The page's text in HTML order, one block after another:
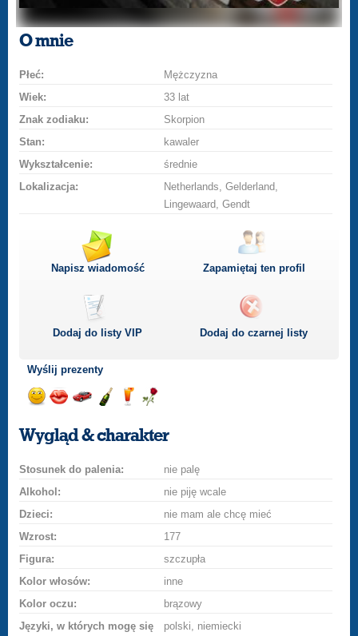
O mnie
Płeć:
Mężczyzna
Wiek:
33 lat
Znak zodiaku:
Skorpion
Stan:
kawaler
Wykształcenie:
średnie
Lokalizacja:
Netherlands, Gelderland,
Lingewaard, Gendt
Napisz wiadomość Zapamiętaj ten profil
Dodaj do listyVIP Dodaj do czarnej listy
Wyślij prezenty
uśmiech
buziakasamochodem
szampana
drinka
różę
Wygląd & charakter
Stosunek do palenia:
nie palę
Alkohol:
nie piję wcale
Dzieci:
nie mam ale chcę mieć
Wzrost:
177
Figura:
szczupła
Kolor włosów:
inne
Kolor oczu:
brązowy
Języki, w których mogę się
polski, niemiecki